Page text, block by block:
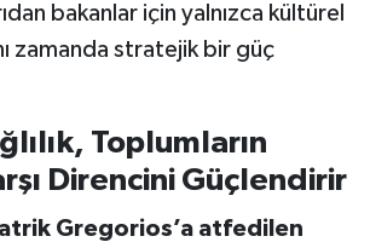
bakanlar için yalnızca kültürel
zamanda stratejik bir güç
Toplumların
Direncini Güçlendirir
Gregorios’a atfedilen